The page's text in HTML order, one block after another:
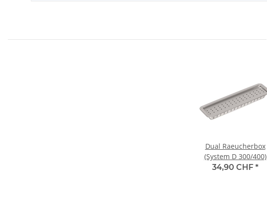
Dual Raeucherbox
(System D 300/400)
34,90 CHF *